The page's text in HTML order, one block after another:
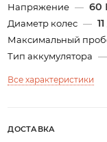
Напряжение — 60
Диаметр колес —
Максимальный
Тип аккумулятора —
Все характеристики
ДОСТАВКА